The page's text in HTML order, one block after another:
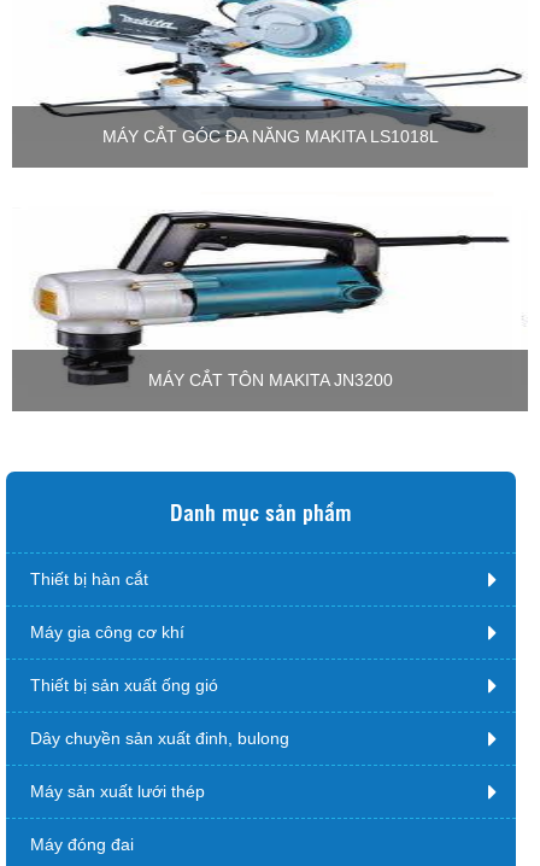
MÁY CẮT GÓC ĐA NĂNG MAKITA LS1018L
MÁY CẮT TÔN MAKITA JN3200
Danh mục sản phẩm
Thiết bị hàn cắt
Máy gia công cơ khí
Thiết bị sản xuất ống gió
Dây chuyền sản xuất đinh, bulong
Máy sản xuất lưới thép
Máy đóng đai